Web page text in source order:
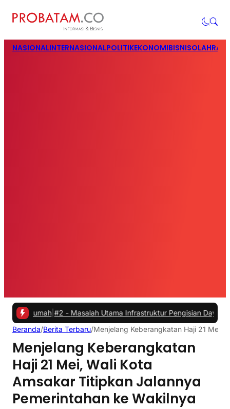
NASIONALINTERNASIONALPOLITIKEKONOMIBISNIS
#2 - Masalah Utama Infrastruktur Pengisian Daya untuk Mobil
Beranda/Berita Terbaru/Menjelang Keberangkatan Haji 21 Mei,
Menjelang Keberangkatan
Haji 21 Mei, Wali Kota
Amsakar Titipkan Jalannya
Pemerintahan ke Wakilnya